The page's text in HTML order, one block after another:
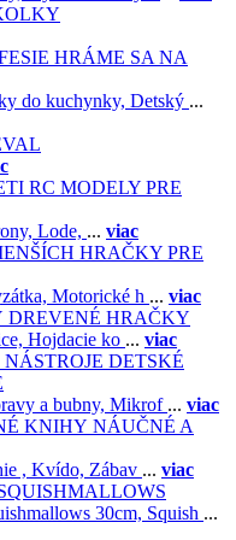
HRÁME SA NA
do kuchynky, Detský ...
RC MODELY PRE
Lode, ... viac
HRAČKY PRE
Motorické h ... viac
DREVENÉ HRAČKY
Hojdacie ko ... viac
DETSKÉ
a bubny, Mikrof ... viac
NÁUČNÉ A
, Kvído, Zábav ... viac
30cm, Squish ...